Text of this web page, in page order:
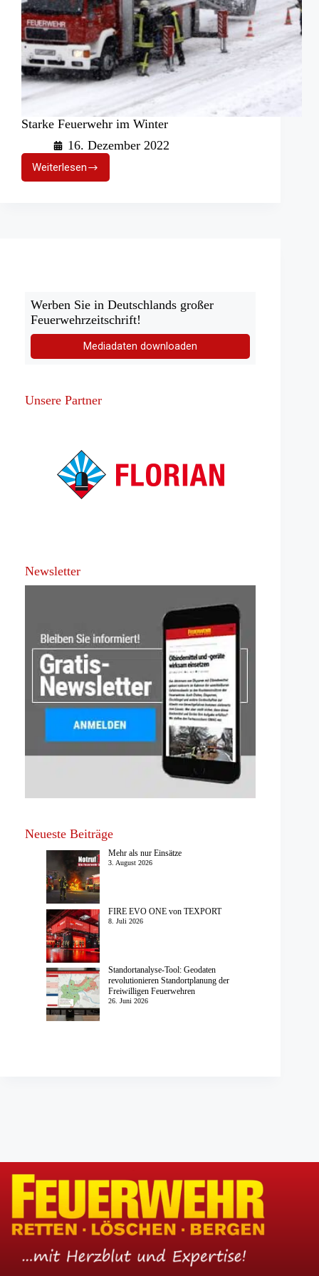
Starke Feuerwehr im Winter
16. Dezember 2022
Weiterlesen
Starke
Feuerwehr
Werben Sie in Deutschlands großer
Feuerwehrzeitschrift!
Mediadaten downloaden
Unsere Partner
Newsletter
Neueste Beiträge
Mehr als nur Einsätze
3. August 2026
FIRE EVO ONE von TEXPORT
8. Juli 2026
Standortanalyse-Tool: Geodaten
revolutionieren Standortplanung der
Freiwilligen Feuerwehren
26. Juni 2026